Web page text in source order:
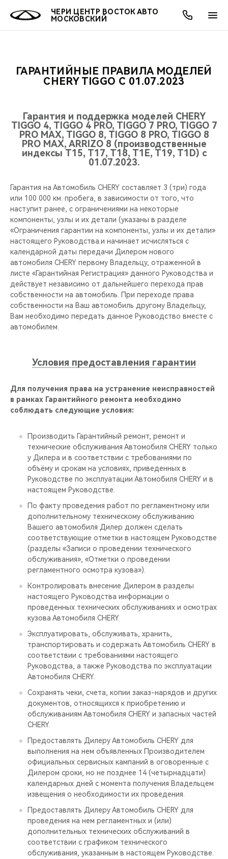
ЧЕРИ ЦЕНТР ВОСТОК АВТО
МОСКОВСКИЙ
МОДЕЛИ
КРОССОВЕРЫ
НОВИНКИ
ПОКУПАТЕЛЯМ
КРЕДИТ И СТРАХОВАНИЕ
ВЛАДЕЛЬЦАМ
ЗАПЧАСТИ И АКСЕССУАРЫ
ПОДДЕРЖКА
МИР CHERY
О БРЕНДЕ
CHERY В СОЦСЕТЯХ
БЛАГОТВОРИТЕЛЬНОСТЬ
CHERY REMOTE
CHERY И СПОРТ
НАШИ МЕРОПРИЯТИЯ
ВИДЕООБЗОРЫ
АКЦИИ
ОНЛАЙН СЕРВИСЫ
КРЕДИТ
О КОМПАНИИ
МЫ В СОЦСЕТЯХ
ГАРАНТИЙНЫЕ ПРАВИЛА МОДЕЛЕЙ
CHERY TIGGO С 01.07.2023
Гарантия и поддержка моделей CHERY
TIGGO 4, TIGGO 4 PRO, TIGGO 7 PRO, TIGGO 7
PRO MAX, TIGGO 8, TIGGO 8 PRO, TIGGO 8
PRO MAX, ARRIZO 8 (производственные
индексы T15, T17, T18, T1E, T19, T1D) с
01.07.2023.
Гарантия на Автомобиль CHERY составляет 3 (три) года
или 100 000 км. пробега, в зависимости от того, что
наступит ранее, с ограничениями на некоторые
компоненты, узлы и их детали (указаны в разделе
«Ограничения гарантии на компоненты, узлы и их детали»
настоящего Руководства.и начинает исчисляться с
календарной даты передачи Дилером нового
автомобиля CHERY первому Владельцу, отраженной в
листе «Гарантийная Регистрация» данного Руководства и
действует независимо от дальнейшего перехода прав
собственности на автомобиль. При переходе права
собственности на Ваш автомобиль другому Владельцу,
Вам необходимо передать данное Руководство вместе с
автомобилем.
Условия предоставления гарантии
Для получения права на устранение неисправностей
в рамках Гарантийного ремонта необходимо
соблюдать следующие условия:
Производить Гарантийный ремонт, ремонт и
технические обслуживания Автомобиля CHERY только
у Дилера и в соответствии с требованиями по
объёму и срокам на условиях, приведенных в
Руководстве по эксплуатации Автомобиля CHERY и в
настоящем Руководстве.
По факту проведения работ по регламентному или
дополнительному техническому обслуживанию
Вашего автомобиля Дилер должен сделать
соответствующие отметки в настоящем Руководстве
(разделы «Записи о проведении технического
обслуживания», «Отметки о проведении
регламентного осмотра кузова»).
Контролировать внесение Дилером в разделы
настоящего Руководства информации о
проведенных технических обслуживаниях и осмотрах
кузова Автомобиля CHERY.
Эксплуатировать, обслуживать, хранить,
транспортировать и содержать Автомобиль CHERY в
соответствии с требованиями настоящего
Руководства, а также Руководства по эксплуатации
Автомобиля CHERY.
Сохранять чеки, счета, копии заказ-нарядов и других
документов, относящихся к приобретению и
обслуживаниям Автомобиля CHERY и запасных частей
CHERY.
Предоставлять Дилеру Автомобиль CHERY для
выполнения на нем объявленных Производителем
официальных сервисных кампаний в оговоренные с
Дилером сроки, но не позднее 14 (четырнадцати)
календарных дней с момента получения Владельцем
извещения о необходимости их проведения.
Предоставлять Дилеру Автомобиль CHERY для
проведения на нем регламентных и (или)
дополнительных технических обслуживаний в
соответствии с графиком технического
обслуживания, указанным в настоящем Руководстве.